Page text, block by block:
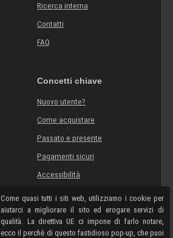
Come quasi tutti i siti web, utilizziamo i cookie per
aiutarci a migliorare il sito ed erogare servizi di
qualità. La direttiva UE ci impone di farlo notare,
ecco il perchè di questo fastidioso pop-up, che puoi
Ricerca interna
Contatti
FAQ
Concetti chiave
Nuovo utente?
Come acquistare
Passato e presente
Pagamenti sicuri
Accessibilità